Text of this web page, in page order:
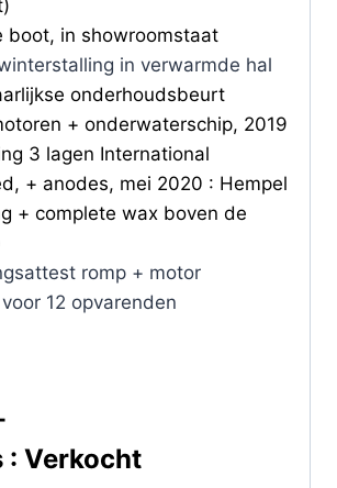
boot, in showroomstaat
in verwarmde hal
onderhoudsbeurt
+ onderwaterschip, 2019
3 lagen International
+ anodes, mei 2020 : Hempel
+ complete wax boven de
romp + motor
12 opvarenden
: Verkocht